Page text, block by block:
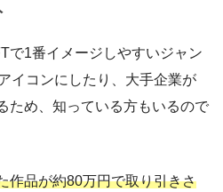
で1番イメージしやすいジャン
イコンにしたり、大手企業が
ため、知っている方もいるので
作品が約80万円で取り引きさ